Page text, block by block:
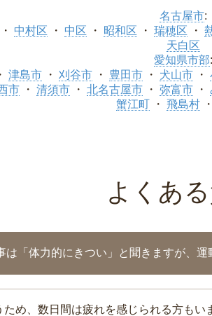
名古屋市:
中村区 中区 昭和区 瑞穂区
天白区
愛知県市部:
津島市 刈谷市 豊田市 犬山市
市 清須市 北名古屋市 弥富市
蟹江町
飛島村
よくあ
は「体力的にきつい」と聞きますが、運
め、数日間は疲れを感じられる方もい